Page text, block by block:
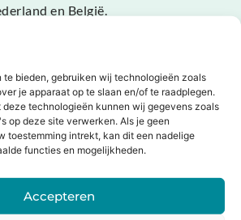
te bieden, gebruiken wij technologieën zoals
je apparaat op te slaan en/of te raadplegen.
deze technologieën kunnen wij gegevens zoals
op deze site verwerken. Als je geen
toestemming intrekt, kan dit een nadelige
functies en mogelijkheden.
Accepteren
en België.
je refurbished Apple iPhone 13
design en waarde!